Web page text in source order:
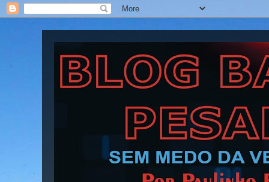
Blog Barra Pesada